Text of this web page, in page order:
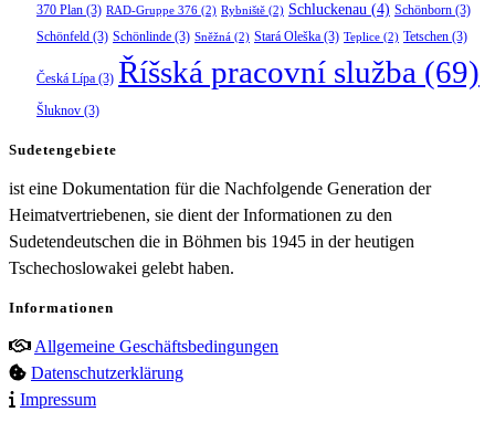
370 Plan (3) RAD-Gruppe 376 (2) Rybniště (2) Schluckenau (4) Schönborn (3)
Schönfeld (3) Schönlinde (3) Sněžná (2) Stará Oleška (3) Teplice (2) Tetschen (3)
Česká Lípa (3) Říšská pracovní služba (69)
Šluknov (3)
Sudetengebiete
ist eine Dokumentation für die Nachfolgende Generation der
Heimatvertriebenen, sie dient der Informationen zu den
Sudetendeutschen die in Böhmen bis 1945 in der heutigen
Tschechoslowakei gelebt haben.
Informationen
Allgemeine Geschäftsbedingungen
Datenschutzerklärung
Impressum